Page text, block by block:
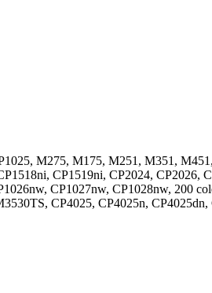
М275, M175, M251, M351,
CP1519ni, CP2024, CP2026,
CP1027nw, CP1028nw, 200
CP4025, CP4025n, CP4025dn,